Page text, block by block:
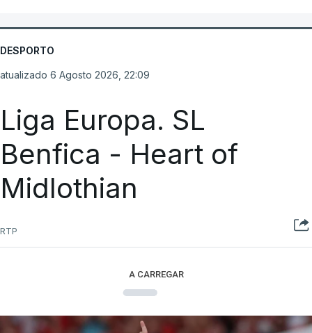
DESPORTO
atualizado 6 Agosto 2026, 22:09
Liga Europa. SL
Benfica - Heart of
Midlothian
RTP
A CARREGAR